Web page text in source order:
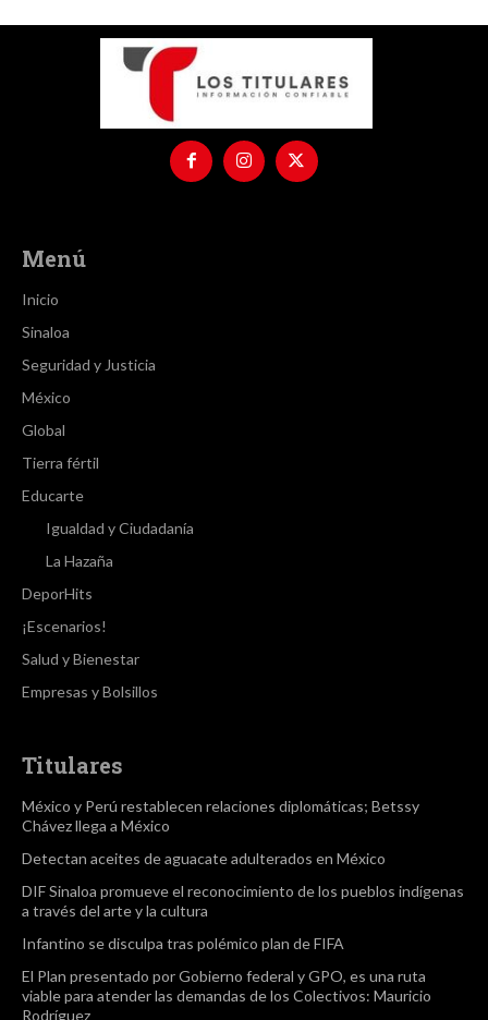
Menú
Inicio
Sinaloa
Seguridad y Justicia
México
Global
Tierra fértil
Educarte
Igualdad y Ciudadanía
La Hazaña
DeporHits
¡Escenarios!
Salud y Bienestar
Empresas y Bolsillos
Titulares
México y Perú restablecen relaciones diplomáticas; Betssy
Chávez llega a México
Detectan aceites de aguacate adulterados en México
DIF Sinaloa promueve el reconocimiento de los pueblos indígenas
a través del arte y la cultura
Infantino se disculpa tras polémico plan de FIFA
El Plan presentado por Gobierno federal y GPO, es una ruta
viable para atender las demandas de los Colectivos: Mauricio
Rodríguez